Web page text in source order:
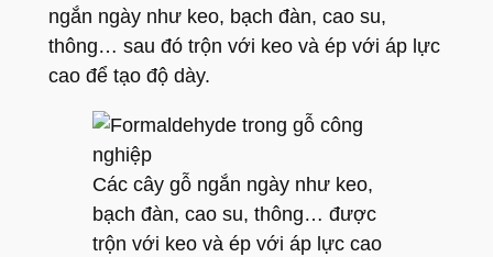
ngắn ngày như keo, bạch đàn, cao su,
thông… sau đó trộn với keo và ép với áp lực
cao để tạo độ dày.
Các cây gỗ ngắn ngày như keo,
bạch đàn, cao su, thông… được
trộn với keo và ép với áp lực cao